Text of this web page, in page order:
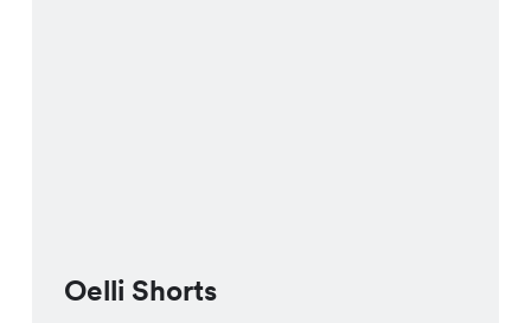
Oelli Shorts